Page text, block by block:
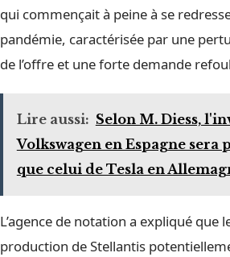
qui commençait à peine à se
pandémie, caractérisée par une
de l’offre et une forte demande
Lire aussi: Selon M. Diess,
Volkswagen en Espagne
que celui de Tesla en
L’agence de notation a expliqué que
production de Stellantis